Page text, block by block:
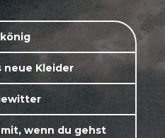
neue Kleider
mit, wenn du gehst